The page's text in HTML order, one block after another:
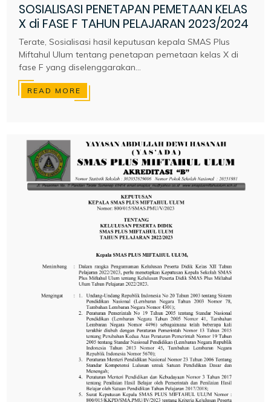
SOSIALISASI PENETAPAN PEMETAAN KELAS
X di FASE F TAHUN PELAJARAN 2023/2024
Terate, Sosialisasi hasil keputusan kepala SMAS Plus
Miftahul Ulum tentang penetapan pemetaan kelas X di
fase F yang diselenggarakan...
READ MORE